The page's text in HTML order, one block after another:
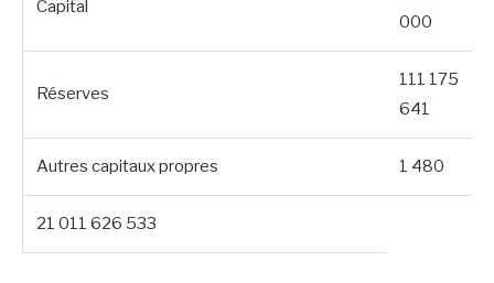
Capital
000
Réserves
111 175
641
Autres capitaux propres 1 480
21 011 626 533